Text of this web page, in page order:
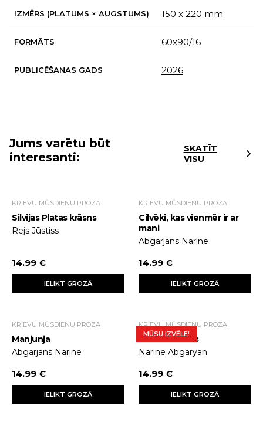
IZMĒRS (PLATUMS × AUGSTUMS) 150 x 220 mm
FORMĀTS 60x90/16
PUBLICĒŠANAS GADS 2026
Jums varētu būt
interesanti:
SKATĪT
VISU
KRIEVU MŪSDIENU PROZA
Silvijas Platas krāsns
Rejs Jūstiss
14.99 €
IELIKT GROZĀ
KRIEVU MŪSDIENU PROZA
Cilvēki, kas vienmēr ir ar
mani
Abgarjans Narine
14.99 €
IELIKT GROZĀ
KRIEVU MŪSDIENU PROZA
Manjunja
Abgarjans Narine
14.99 €
IELIKT GROZĀ
MŪSU IZVĒLE!
KRIEVU MŪSDIENU PROZA
Krāsu klusums
Narine Abgaryan
14.99 €
IELIKT GROZĀ